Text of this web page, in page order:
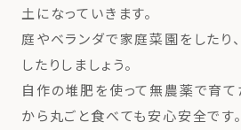
土になっていきます。
庭やベランダで家庭菜園をしたり
したりしましょう。
自作の堆肥を使って無農薬で育て
から丸ごと食べても安心安全です